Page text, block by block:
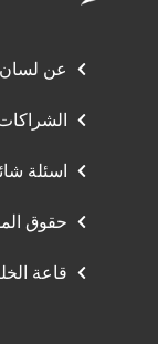
عن
الشراكات
اسئلة
حقوق
قاعة